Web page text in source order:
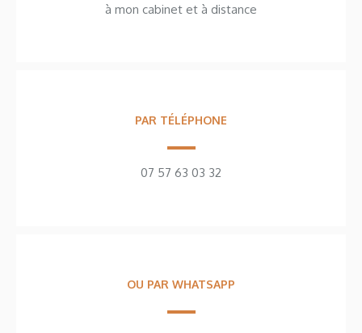
à mon cabinet et à distance
PAR TÉLÉPHONE
07 57 63 03 32
OU PAR WHATSAPP